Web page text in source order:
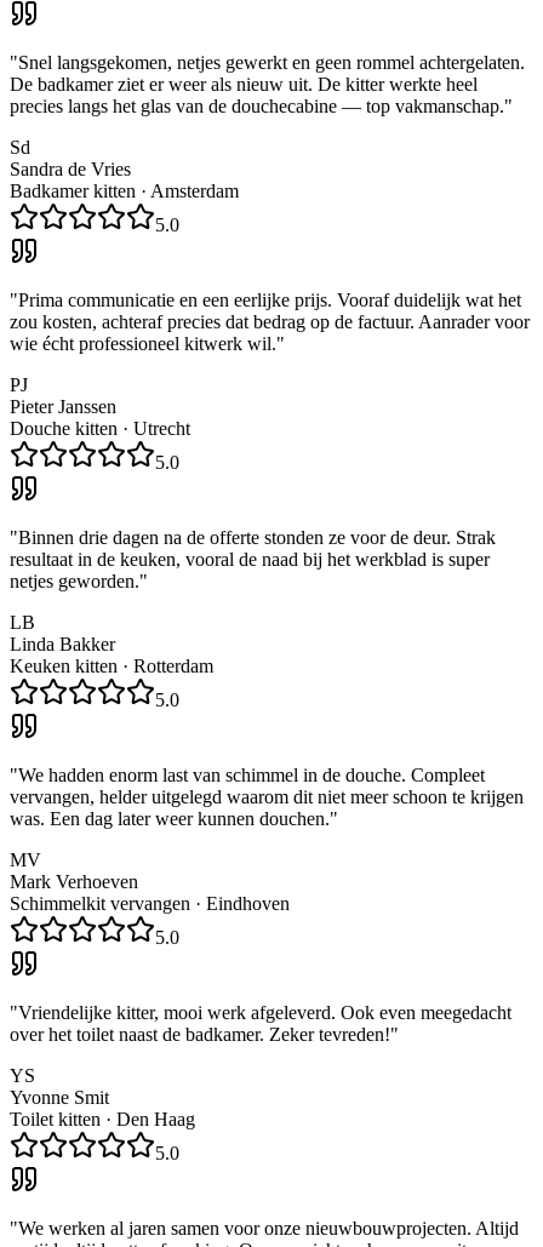
"Snel langsgekomen, netjes gewerkt en geen rommel achtergelaten.
De badkamer ziet er weer als nieuw uit. De kitter werkte heel
precies langs het glas van de douchecabine — top vakmanschap."
Sd
Sandra de Vries
Badkamer kitten · Amsterdam
5.0
"Prima communicatie en een eerlijke prijs. Vooraf duidelijk wat het
zou kosten, achteraf precies dat bedrag op de factuur. Aanrader voor
wie écht professioneel kitwerk wil."
PJ
Pieter Janssen
Douche kitten · Utrecht
5.0
"Binnen drie dagen na de offerte stonden ze voor de deur. Strak
resultaat in de keuken, vooral de naad bij het werkblad is super
netjes geworden."
LB
Linda Bakker
Keuken kitten · Rotterdam
5.0
"We hadden enorm last van schimmel in de douche. Compleet
vervangen, helder uitgelegd waarom dit niet meer schoon te krijgen
was. Een dag later weer kunnen douchen."
MV
Mark Verhoeven
Schimmelkit vervangen · Eindhoven
5.0
"Vriendelijke kitter, mooi werk afgeleverd. Ook even meegedacht
over het toilet naast de badkamer. Zeker tevreden!"
YS
Yvonne Smit
Toilet kitten · Den Haag
5.0
"We werken al jaren samen voor onze nieuwbouwprojecten. Altijd